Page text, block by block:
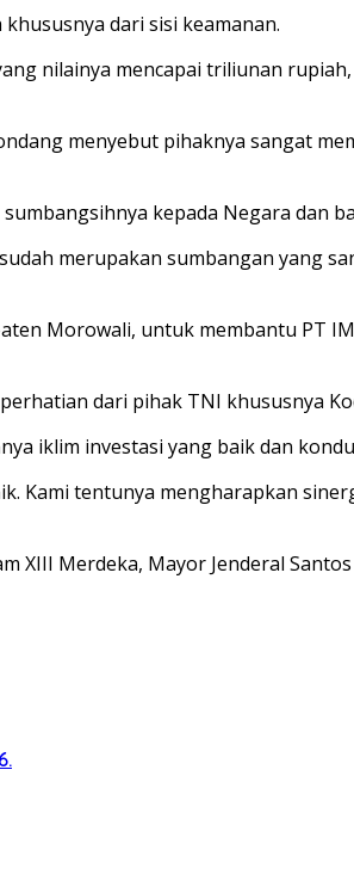
dari sisi keamanan.
nilainya mencapai triliunan
menyebut pihaknya sangat
kepada Negara dan
merupakan sumbangan yang
Morowali, untuk membantu PT
dari pihak TNI khususnya
iklim investasi yang baik dan
Kami tentunya mengharapkan
XIII Merdeka, Mayor Jenderal